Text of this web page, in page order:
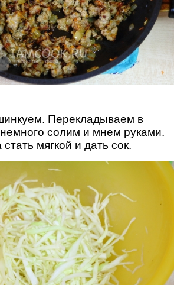
Перекладываем в
солим и мнем руками.
мягкой и дать сок.